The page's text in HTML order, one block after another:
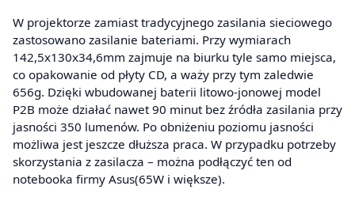
W projektorze zamiast tradycyjnego zasilania sieciowego
zastosowano zasilanie bateriami. Przy wymiarach
142,5x130x34,6mm zajmuje na biurku tyle samo miejsca,
co opakowanie od płyty CD, a waży przy tym zaledwie
656g. Dzięki wbudowanej baterii litowo-jonowej model
P2B może działać nawet 90 minut bez źródła zasilania przy
jasności 350 lumenów. Po obniżeniu poziomu jasności
możliwa jest jeszcze dłuższa praca. W przypadku potrzeby
skorzystania z zasilacza – można podłączyć ten od
notebooka firmy Asus(65W i większe).